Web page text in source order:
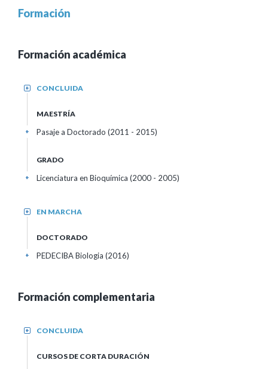
Formación
Formación académica
CONCLUIDA
+
MAESTRÍA
Pasaje a Doctorado (2011 - 2015)
+
GRADO
Licenciatura en Bioquímica (2000 - 2005)
+
EN MARCHA
+
DOCTORADO
PEDECIBA Biologia (2016)
+
Formación complementaria
CONCLUIDA
+
CURSOS DE CORTA DURACIÓN